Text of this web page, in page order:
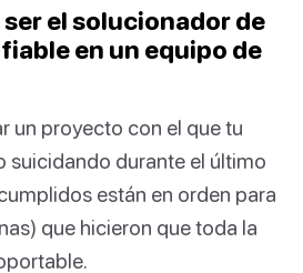
el solucionador de
en un equipo de
un proyecto con el que tu
suicidando durante el último
están en orden para
que hicieron que toda la